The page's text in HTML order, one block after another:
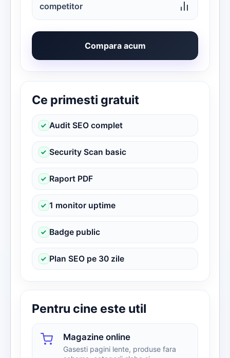
competitor
Compara acum
Ce primesti gratuit
Audit SEO complet
Security Scan basic
Raport PDF
1 monitor uptime
Badge public
Plan SEO pe 30 zile
Pentru cine este util
Magazine online
Gasesti pagini lente, produse fara